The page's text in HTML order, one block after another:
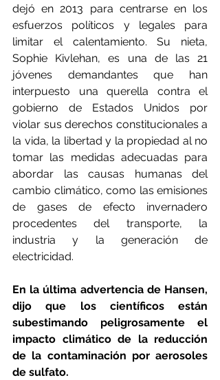
dejó en 2013 para centrarse en los
esfuerzos políticos y legales para
limitar el calentamiento. Su nieta,
Sophie Kivlehan, es una de las 21
jóvenes demandantes que han
interpuesto una querella contra el
gobierno de Estados Unidos por
violar sus derechos constitucionales a
la vida, la libertad y la propiedad al no
tomar las medidas adecuadas para
abordar las causas humanas del
cambio climático, como las emisiones
de gases de efecto invernadero
procedentes del transporte, la
industria y la generación de
electricidad.
En la última advertencia de Hansen,
dijo que los científicos están
subestimando peligrosamente el
impacto climático de la reducción
de la contaminación por aerosoles
de sulfato.